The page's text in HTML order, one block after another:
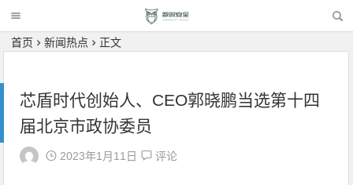
首页 新闻热点 正文
芯盾时代创始人、CEO郭晓鹏当选第十四
届北京市政协委员
2023年1月11日 评论